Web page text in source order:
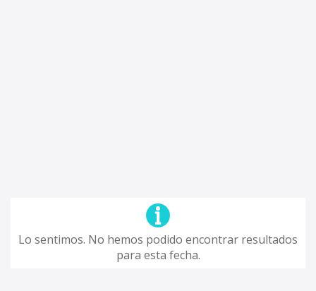
Lo sentimos. No hemos podido encontrar resultados
para esta fecha.